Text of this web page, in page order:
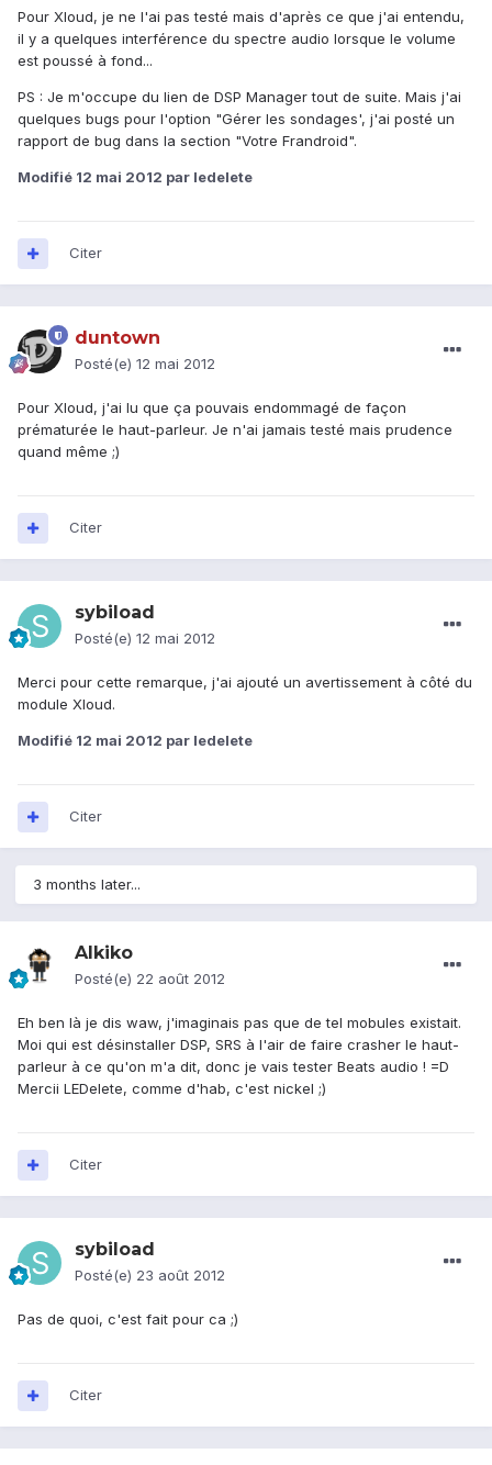
Pour Xloud, je ne l'ai pas testé mais d'après ce que j'ai entendu,
il y a quelques interférence du spectre audio lorsque le volume
est poussé à fond...
PS : Je m'occupe du lien de DSP Manager tout de suite. Mais j'ai
quelques bugs pour l'option "Gérer les sondages', j'ai posté un
rapport de bug dans la section "Votre Frandroid".
Modifié 12 mai 2012 par ledelete
Citer
duntown
Posté(e) 12 mai 2012
Pour Xloud, j'ai lu que ça pouvais endommagé de façon
prématurée le haut-parleur. Je n'ai jamais testé mais prudence
quand même ;)
Citer
sybiload
Posté(e) 12 mai 2012
Merci pour cette remarque, j'ai ajouté un avertissement à côté du
module Xloud.
Modifié 12 mai 2012 par ledelete
Citer
3 months later...
Alkiko
Posté(e) 22 août 2012
Eh ben là je dis waw, j'imaginais pas que de tel mobules existait.
Moi qui est désinstaller DSP, SRS à l'air de faire crasher le haut-
parleur à ce qu'on m'a dit, donc je vais tester Beats audio ! =D
Mercii LEDelete, comme d'hab, c'est nickel ;)
Citer
sybiload
Posté(e) 23 août 2012
Pas de quoi, c'est fait pour ca ;)
Citer